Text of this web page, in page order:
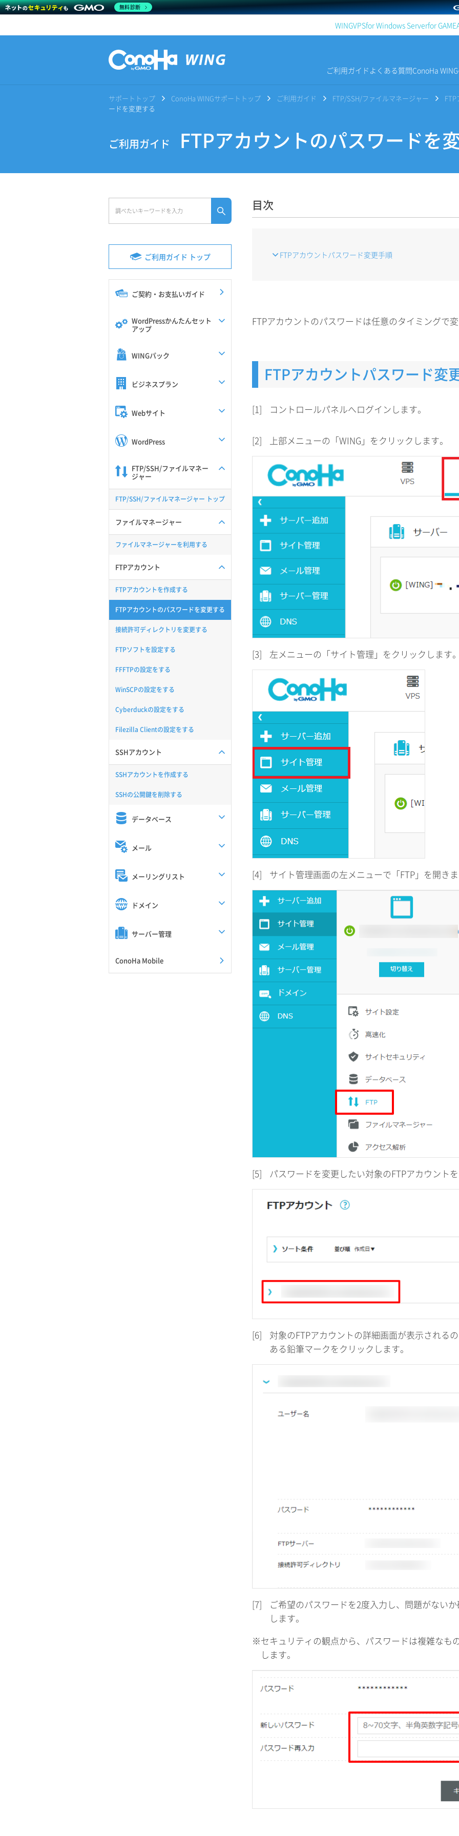
WINGVPSfor Windows Serverfor GAME
ご利用ガイド よくある質問ConoHa
サポートトップ ConoHa WINGサポートトップ ご利用ガイド FTP/SSH/ファイルマネージャー
ードを変更する
ご利用ガイド FTPアカウントのパスワードを
ご利用ガイド トップ
ご契約・お支払いガイド
WordPressかんたんセット
アップ
WINGパック
ビジネスプラン
Webサイト
WordPress
FTP/SSH/ファイルマネー
ジャー
FTP/SSH/ファイルマネージャー トップ
ファイルマネージャー
ファイルマネージャーを利用する
FTPアカウント
FTPアカウントを作成する
FTPアカウントのパスワードを変更する
接続許可ディレクトリを変更する
FTPソフトを設定する
FFFTPの設定をする
WinSCPの設定をする
Cyberduckの設定をする
Filezilla Clientの設定をする
SSHアカウント
SSHアカウントを作成する
SSHの公開鍵を削除する
データベース
メール
メーリングリスト
ドメイン
サーバー管理
ConoHa Mobile
目次
FTPアカウントパスワード変更手順
FTPアカウントのパスワードは任意のタイミングで
FTPアカウントパスワード変
[1] コントロールパネルへログインします。
[2] 上部メニューの「WING」をクリックします。
[3] 左メニューの「サイト管理」をクリックします
[4] サイト管理画面の左メニューで「FTP」を開き
[5] パスワードを変更したい対象のFTPアカウント
[6]
対象のFTPアカウントの詳細画面が表示される
ある鉛筆マークをクリックします。
[7]
ご希望のパスワードを2度入力し、問題がない
します。
※セキュリティの観点から、パスワードは複雑なも
します。
無料診断